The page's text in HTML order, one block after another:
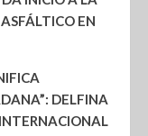
EN
DELFINA